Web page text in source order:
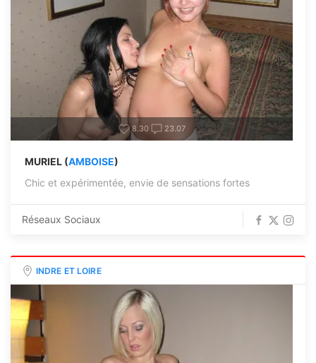
8.30 23.07
MURIEL (AMBOISE)
Chic et expérimentée, envie de sensations fortes
Réseaux Sociaux
INDRE ET LOIRE